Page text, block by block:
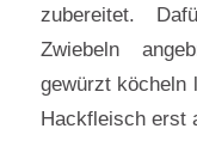
zubereitet.
Zwiebeln
gewürzt köcheln
Hackfleisch erst